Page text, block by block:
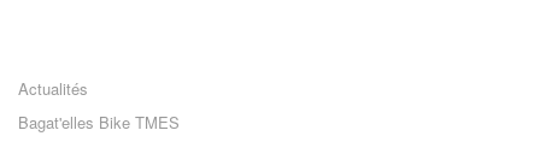
Actualités
Bagat'elles Bike TMES